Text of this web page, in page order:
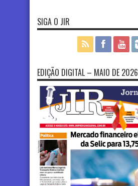
SIGA O JIR
EDIÇÃO DIGITAL – MAIO DE 2026